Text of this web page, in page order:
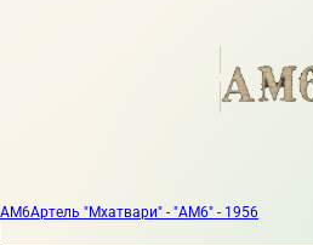
АМ6Артель "Мхатвари" - "АМ6" - 1956